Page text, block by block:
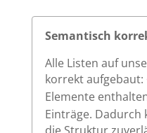
Semantisch
Alle Listen auf
korrekt aufgebaut:
Elemente
Einträge. Dadurch